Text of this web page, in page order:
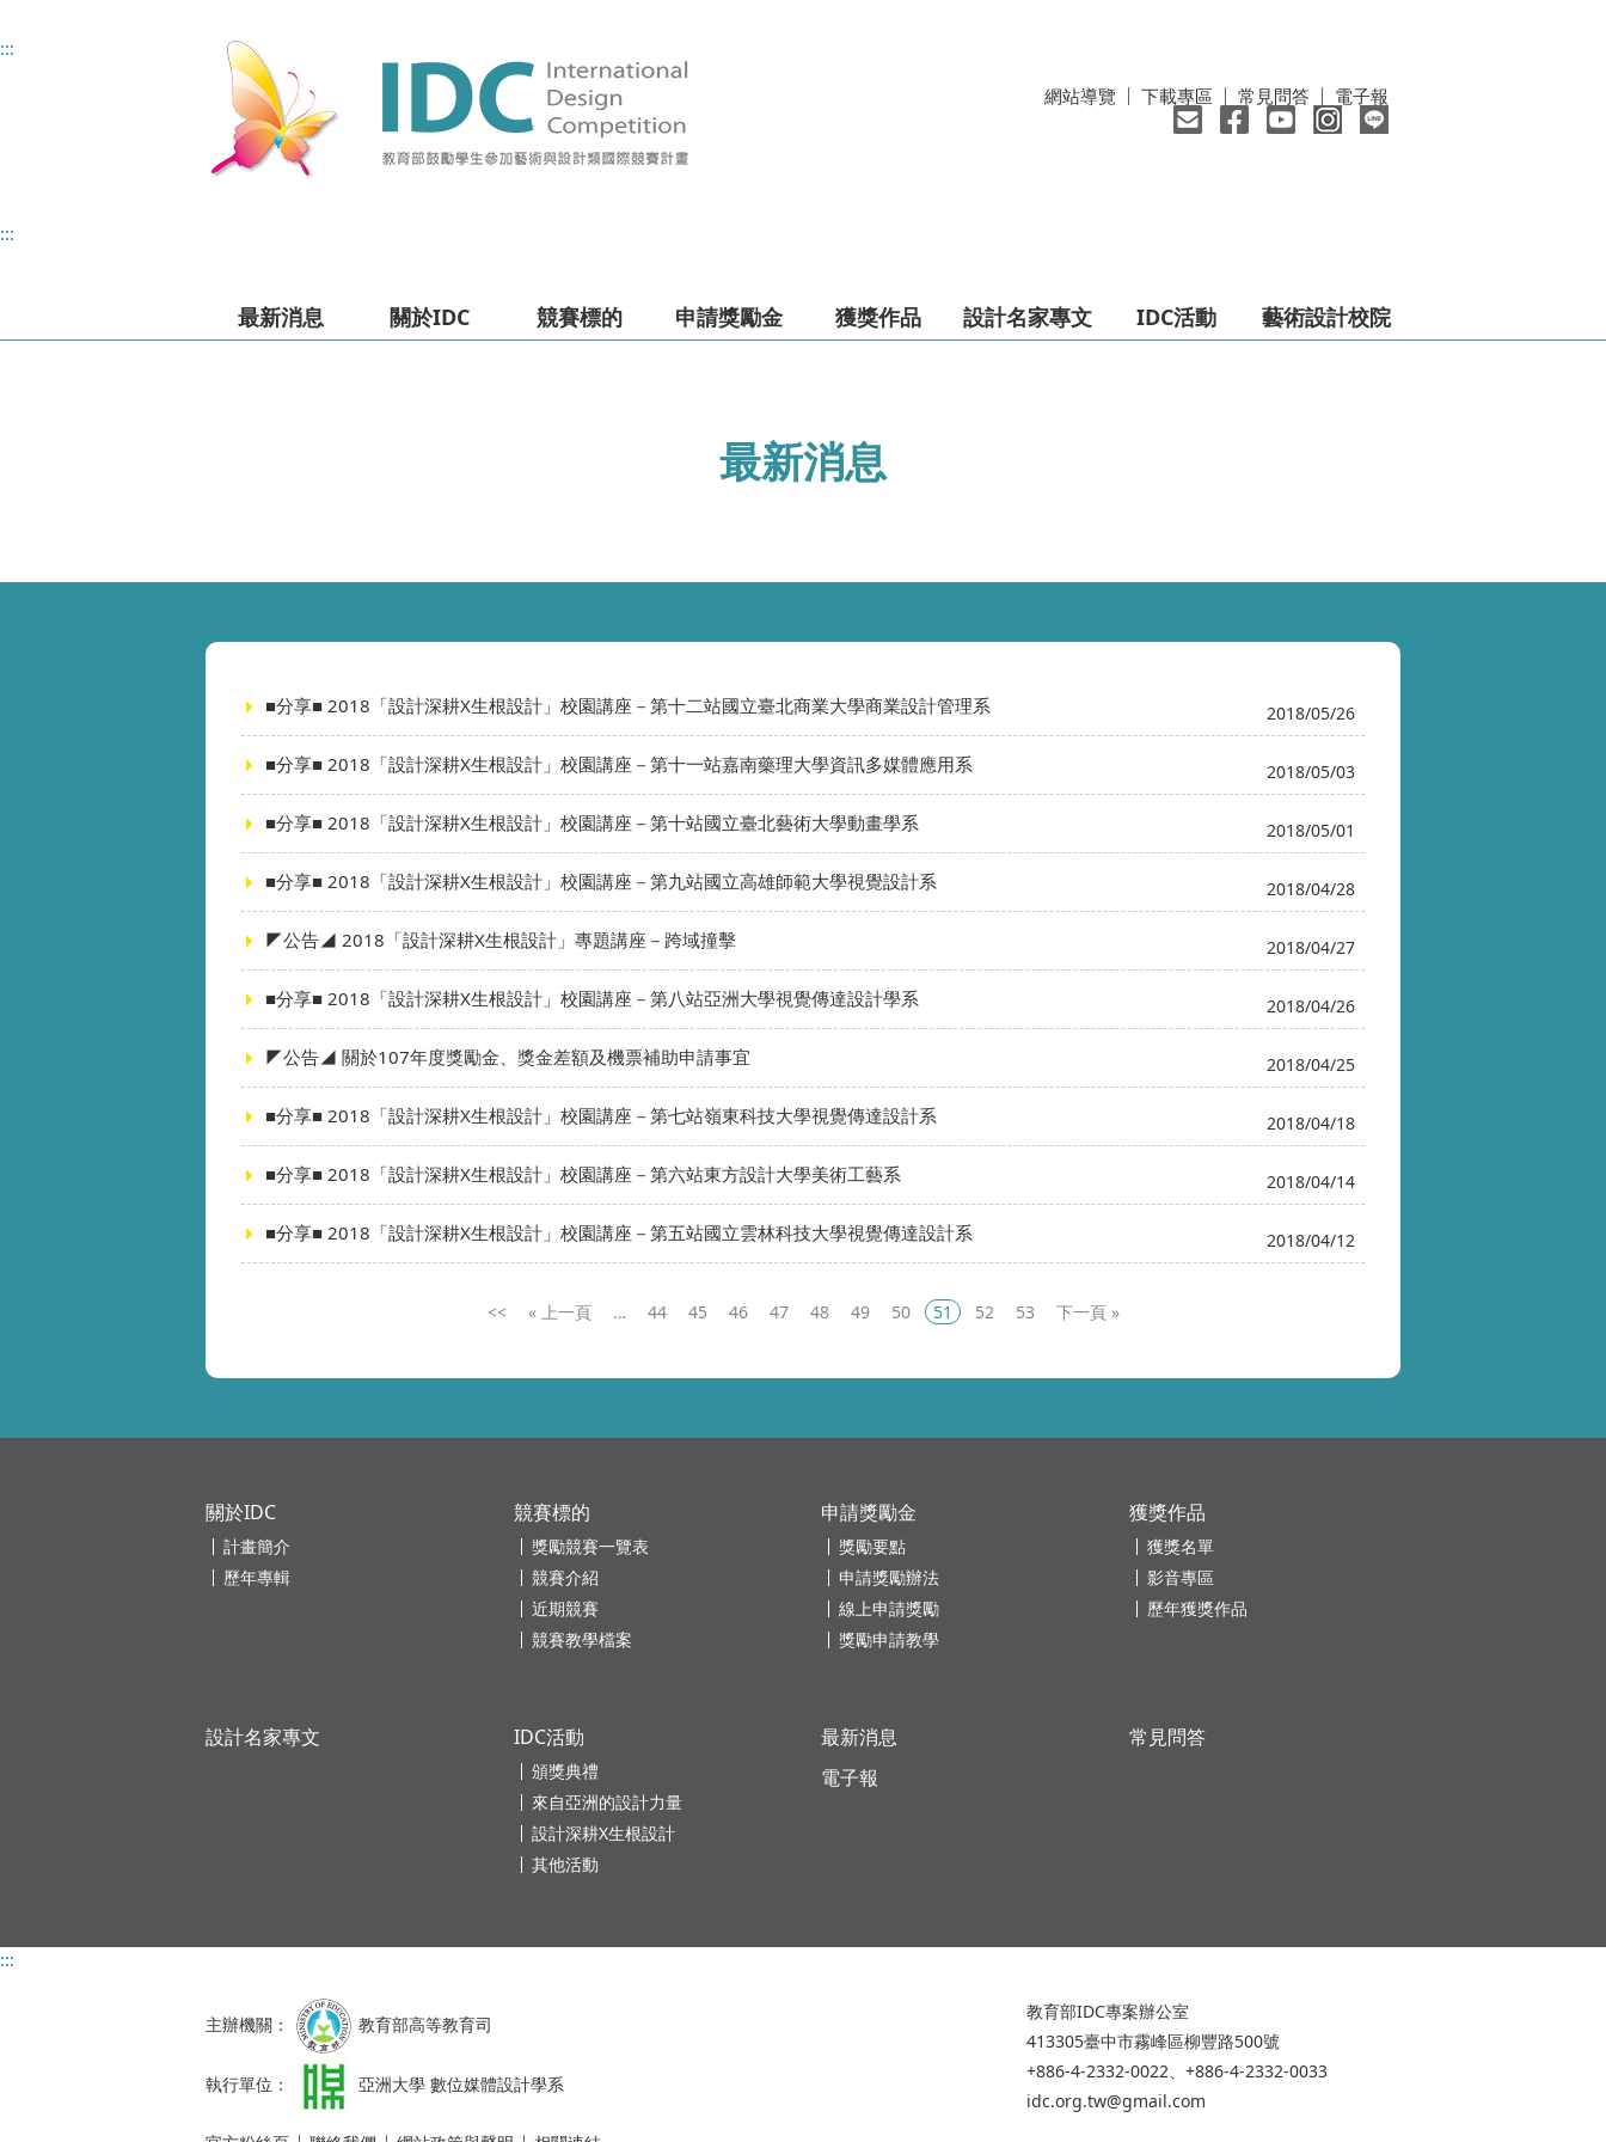
:::
網站導覽 下載專區 常見問答 電子報
:::
最新消息 關於IDC 競賽標的 申請獎勵金 獲獎作品 設計名家專文 IDC活動 藝術設計校院
最新消息
■分享■ 2018「設計深耕X生根設計」校園講座－第十二站國立臺北商業大學商業設計管理系 2018/05/26
■分享■ 2018「設計深耕X生根設計」校園講座－第十一站嘉南藥理大學資訊多媒體應用系 2018/05/03
■分享■ 2018「設計深耕X生根設計」校園講座－第十站國立臺北藝術大學動畫學系 2018/05/01
■分享■ 2018「設計深耕X生根設計」校園講座－第九站國立高雄師範大學視覺設計系 2018/04/28
◤公告◢ 2018「設計深耕X生根設計」專題講座－跨域撞擊 2018/04/27
■分享■ 2018「設計深耕X生根設計」校園講座－第八站亞洲大學視覺傳達設計學系 2018/04/26
◤公告◢ 關於107年度獎勵金、獎金差額及機票補助申請事宜 2018/04/25
■分享■ 2018「設計深耕X生根設計」校園講座－第七站嶺東科技大學視覺傳達設計系 2018/04/18
■分享■ 2018「設計深耕X生根設計」校園講座－第六站東方設計大學美術工藝系 2018/04/14
■分享■ 2018「設計深耕X生根設計」校園講座－第五站國立雲林科技大學視覺傳達設計系 2018/04/12
<< « … 44 45 46 47 48 49 50 51 52 53 »
關於IDC
計畫簡介
歷年專輯
競賽標的
獎勵競賽一覽表
競賽介紹
近期競賽
競賽教學檔案
申請獎勵金
獎勵要點
申請獎勵辦法
線上申請獎勵
獎勵申請教學
獲獎作品
獲獎名單
影音專區
歷年獲獎作品
設計名家專文 IDC活動
頒獎典禮
來自亞洲的設計力量
設計深耕X生根設計
其他活動
最新消息
電子報
常見問答
:::
主辦機關： 教育部高等教育司
執行單位： 亞洲大學 數位媒體設計學系
教育部IDC專案辦公室
413305臺中市霧峰區柳豐路500號
+886-4-2332-0022、+886-4-2332-0033
idc.org.tw@gmail.com